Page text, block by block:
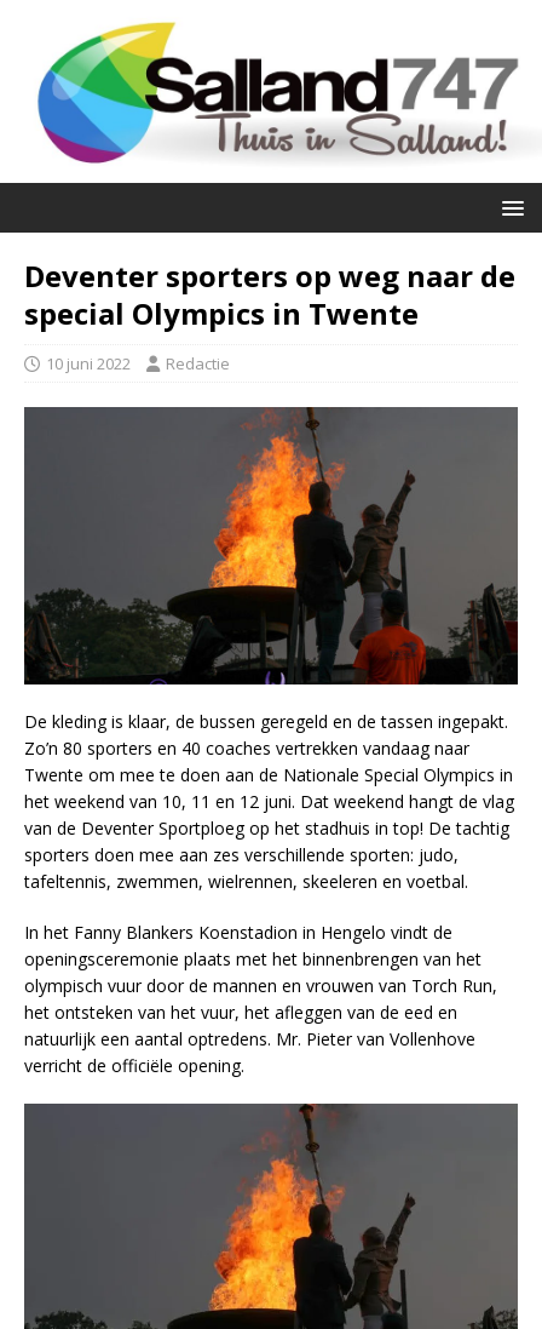
Deventer sporters op weg naar de
special Olympics in Twente
10 juni 2022 Redactie
De kleding is klaar, de bussen geregeld en de tassen ingepakt.
Zo’n 80 sporters en 40 coaches vertrekken vandaag naar
Twente om mee te doen aan de Nationale Special Olympics in
het weekend van 10, 11 en 12 juni. Dat weekend hangt de vlag
van de Deventer Sportploeg op het stadhuis in top! De tachtig
sporters doen mee aan zes verschillende sporten: judo,
tafeltennis, zwemmen, wielrennen, skeeleren en voetbal.
In het Fanny Blankers Koenstadion in Hengelo vindt de
openingsceremonie plaats met het binnenbrengen van het
olympisch vuur door de mannen en vrouwen van Torch Run,
het ontsteken van het vuur, het afleggen van de eed en
natuurlijk een aantal optredens. Mr. Pieter van Vollenhove
verricht de officiële opening.